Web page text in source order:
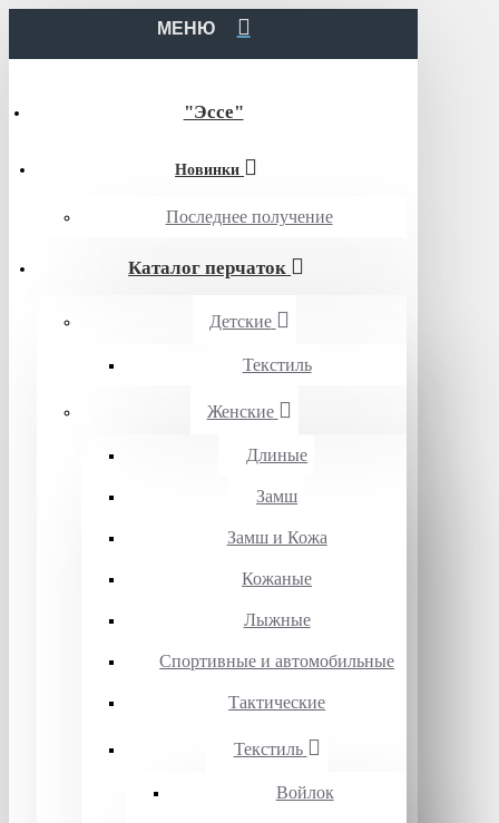
МЕНЮ
"Эссе"
Новинки
Последнее получение
Каталог перчаток
Детские
Текстиль
Женские
Длиные
Замш
Замш и Кожа
Кожаные
Лыжные
Спортивные и автомобильные
Тактические
Текстиль
Войлок